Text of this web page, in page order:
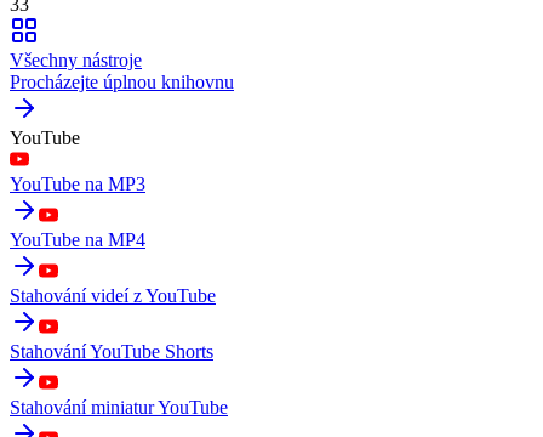
Všechny nástroje
Procházejte úplnou knihovnu
YouTube
YouTube na MP3
YouTube na MP4
Stahování videí z YouTube
Stahování YouTube Shorts
Stahování miniatur YouTube